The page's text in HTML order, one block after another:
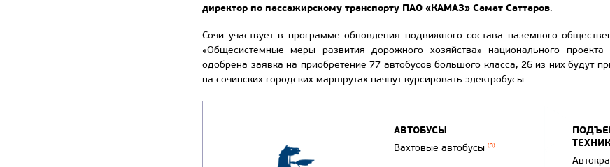
директор по пассажирскому транспорту ПАО «КАМАЗ» Самат Саттаров.
Сочи участвует в программе обновления подвижного состава наземного
«Общесистемные меры развития дорожного хозяйства» национального
одобрена заявка на приобретение 77 автобусов большого класса, 26 из них будут
на сочинских городских маршрутах начнут курсировать электробусы.
АВТОБУСЫ
Вахтовые автобусы (3)